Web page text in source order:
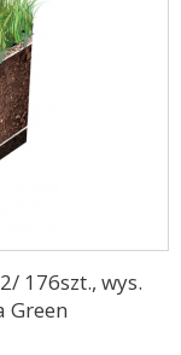
176szt., wys.
Green